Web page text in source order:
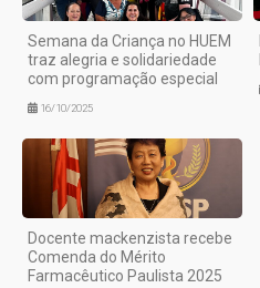
Semana da Criança no HUEM
traz alegria e solidariedade
com programação especial
16/10/2025
Docente mackenzista recebe
Comenda do Mérito
Farmacêutico Paulista 2025